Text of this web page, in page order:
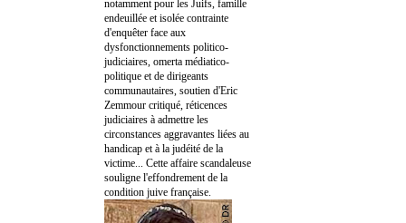
notamment pour les Juifs, famille
endeuillée et isolée contrainte
d'enquêter face aux
dysfonctionnements politico-
judiciaires, omerta médiatico-
politique et de dirigeants
communautaires, soutien d'Eric
Zemmour critiqué, réticences
judiciaires à admettre les
circonstances aggravantes liées au
handicap et à la judéité de la
victime... Cette affaire scandaleuse
souligne l'effondrement de la
condition juive française.